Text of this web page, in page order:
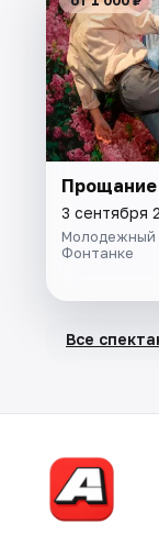
3 сентября
Молодежный
Фонтанке
Все